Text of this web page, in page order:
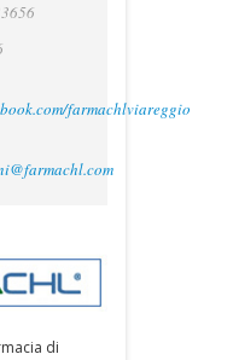
farmachlviareggio
di